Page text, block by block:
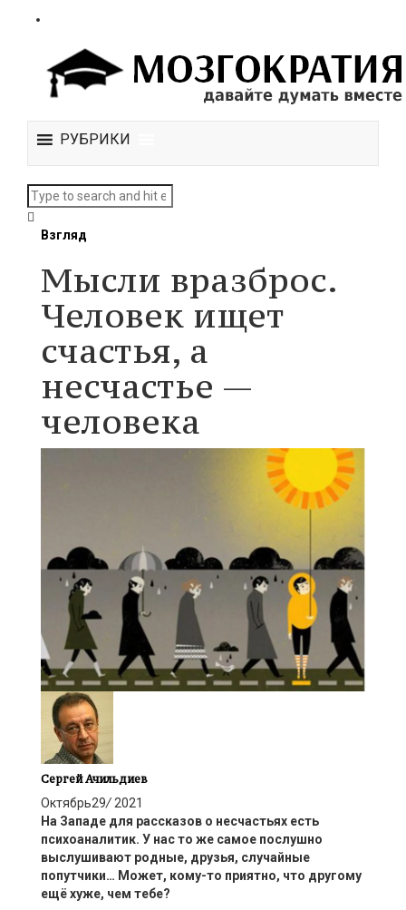
РУБРИКИ
Взгляд
Мысли вразброс.
Человек ищет
счастья, а
несчастье —
человека
Сергей Ачильдиев
Октябрь29/ 2021
На Западе для рассказов о несчастьях есть
психоаналитик. У нас то же самое послушно
выслушивают родные, друзья, случайные
попутчики… Может, кому-то приятно, что другому
ещё хуже, чем тебе?